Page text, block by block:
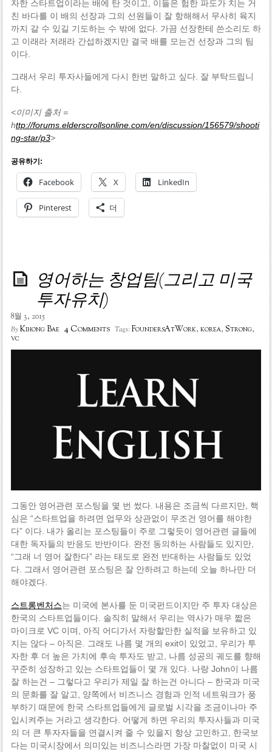
자한 스타트업이라는 배에 탄 것이고, 이들은 험한 파도가 치는 거
친 바다를 이 배의 선장과 그의 선원들이 잘 항해해서 무사히 육지
까지 갈 수 있길 기도하는 수 밖에 없다. 가끔 선장한테 쓴소리도 하
고 이래라 저래라 간섭하겠지만 결국 배를 모는건 선장과 그의 팀
이다.
그래서 우리 투자사들에게 다시 한번 말하고 싶다. 잘 부탁드립니
다.
<이미지 출처 =
http://forums.elderscrollsonline.com/en/discussion/156579/shooti
ng-star/p3>
공유하기:
Facebook X LinkedIn
Pinterest 더
영어하는 창업팀(그리고 미국
투자유치)
8월 3, 2015
ByKihong Bae 4 Comments Tags:FoundersAtWork, korea, Strong,
vc
그동안 영어관련 포스팅을 몇 번 썼다. 내용은 조금씩 다르지만, 핵
심은 “스타트업을 하려면 업무와 상관없이 무조건 영어를 해야한
다” 이다. 내가 올리는 포스팅들이 주로 그렇듯이 영어관련 글들에
대한 독자들의 반응도 반반이다. 완전 동의하는 사람들도 있지만,
“그래 너 영어 잘한다” 라는 태도로 완전 반대하는 사람들도 있었
다. 그래서 영어관련 포스팅은 잘 안하려고 하는데 오늘 하나만 더
해야겠다.
스트롱벤처스는 미국에 본사를 둔 미국펀드이지만 주 투자 대상은
한국의 스타트업들이다. 솔직히 말해서 우리는 역사가 매우 짧은
마이크로 VC 이며, 아직 어디가서 자랑할만한 실적을 보유하고 있
지는 않다 – 아직은. 그래도 나름 몇 개의 exit이 있었고, 우리가 투
자한 후 더 높은 가치에 후속 투자도 받고, 나름 성공의 궤도를 향해
꾸준히 성장하고 있는 스타트업들이 몇 개 있다. 나랑 John이 나름
잘 하는건 – 그렇다고 우리가 제일 잘 하는건 아니다 – 한국과 미국
의 문화를 잘 알고, 양쪽에서 비즈니스 경험과 인적 네트워크가 풍
부하기 때문에 한국 스타트업들에게 글로벌 시각을 조금이나마 주
입시켜주는 거라고 생각한다. 어떻게 하면 우리의 투자사들과 미국
의 더 큰 투자자들을 연결시켜 줄 수 있을지 항상 고민하고, 한국보
다는 미국시장에서 의미있는 비즈니스라면 가장 마찰없이 미국 시